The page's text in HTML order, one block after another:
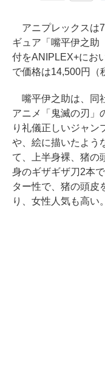
アニプレックスは7
ギュア「嘴平伊之
付をANIPLEX+にお
で価格は14,500円（
嘴平伊之助は、同
アニメ「鬼滅の刃」
り礼儀正しいジャン
や、絵に描いたよう
て、上半身裸、猪の
身のギザギザ刀2本
ター性で、猪の頭皮
り、女性人気も高い。